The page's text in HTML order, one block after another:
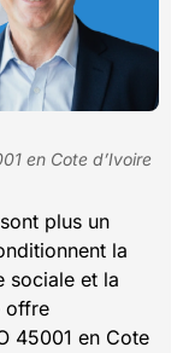
en Cote d’Ivoire
plus un
la
sociale et la
offre
45001 en Cote